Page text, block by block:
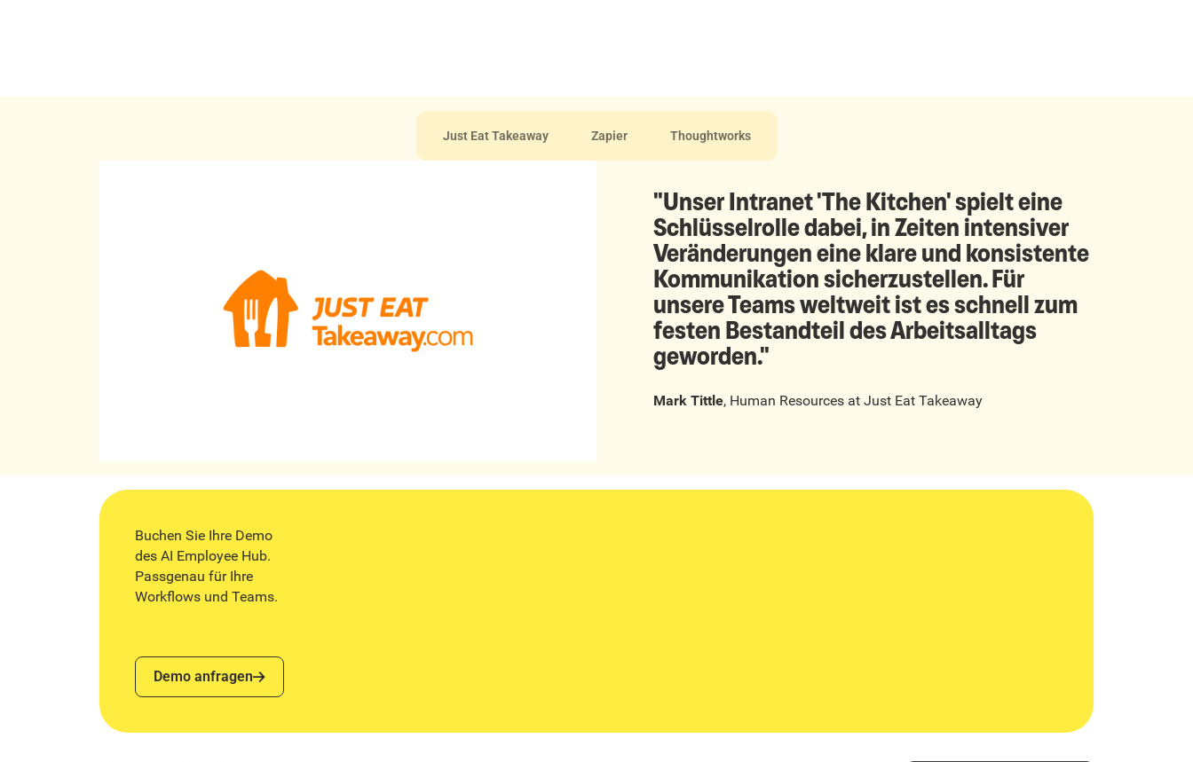
Just Eat Takeaway Zapier Thoughtworks
"Unser Intranet 'The Kitchen' spielt eine
Schlüsselrolle dabei, in Zeiten intensiver
Veränderungen eine klare und konsistente
Kommunikation sicherzustellen. Für
unsere Teams weltweit ist es schnell zum
festen Bestandteil des Arbeitsalltags
geworden."
Mark Tittle, Human Resources at Just Eat Takeaway
Buchen Sie Ihre Demo
des AI Employee Hub.
Passgenau für Ihre
Workflows und Teams.
Demo anfragen
Demo anfragen